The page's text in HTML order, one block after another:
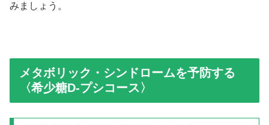
みましょう。
メタボリック・シンドロームを予防する
〈希少糖D-プシコース〉